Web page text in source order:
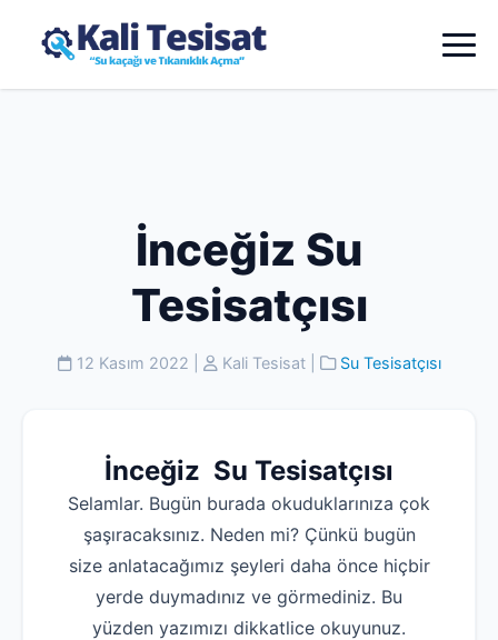
İnceğiz Su
Tesisatçısı
12 Kasım 2022 Kali Tesisat| Su Tesisatçısı
İnceğiz Su Tesisatçısı
Selamlar. Bugün burada okuduklarınıza çok
şaşıracaksınız. Neden mi? Çünkü bugün
size anlatacağımız şeyleri daha önce hiçbir
yerde duymadınız ve görmediniz. Bu
yüzden yazımızı dikkatlice okuyunuz.